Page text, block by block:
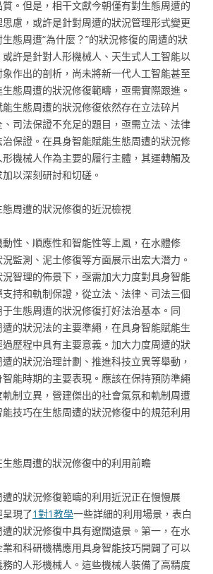
。但是，相干文獻今朝僅有對生態周遭的
慮，或許是針對周遭的狀況管理形式變更
態周遭“為什麼？”的狀況修復的周遭的狀
許是針對人形機械人、天生式人工智能以
作出的剖析，尚未將新一代人工智能甚至
態周遭的狀況修復範疇，亟需實際跟進。
生態周遭的狀況修復依然存在立法碎片
司法保證不充足的題目，亟需立法、法律
保證。在具身智能賦能生態周遭的狀況修
機械人作為主要的履行主體，其運轉觸及
以深刻研討和切磋。
周遭的狀況修復的近況檢視
性、順應性和智能性等上風，在水體修
監測、泥土修復等方面展示出宏大潛力。
智理的佈景下，亟需加大力度對具身智能
持和軌制保證，從立法、法律、司法三個
生態周遭的狀況修復打好法治基本。同
的狀況法的主要準繩，在具身智能賦能生
歷程中具有主要意義。加大力度周遭的狀
的狀況治理計劃、推進科技立異等舉動，
能時期的主要表現。應該在保持預防準繩
制立異，營建傑出的社會氣氛和軌制周遭
技巧在生態周遭的狀況修復中的規范利用
生態周遭的狀況修復中的利用前瞻
的狀況修復範疇的利用近況正在慢慢展
現了1對1教學一些詳細的利用場景，表白
的狀況修復中具有遼闊遠景。第一，在水
和科研機構應用具身智能技巧開闢了可以
的人形機械人。這些機械人裝備了高精度